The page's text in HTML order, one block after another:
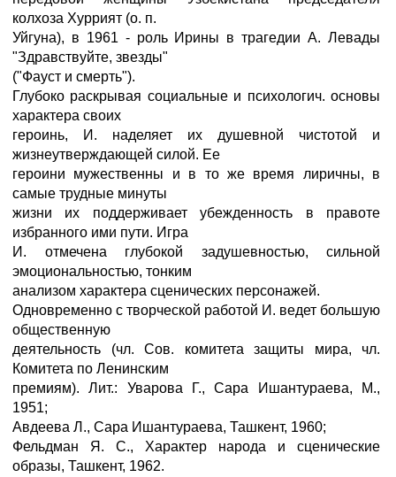
колхоза Хуррият (о. п.
Уйгуна), в 1961 - роль Ирины в трагедии А. Левады
"Здравствуйте, звезды"
("Фауст и смерть").
Глубоко раскрывая социальные и психологич. основы
характера своих
героинь, И. наделяет их душевной чистотой и
жизнеутверждающей силой. Ее
героини мужественны и в то же время лиричны, в
самые трудные минуты
жизни их поддерживает убежденность в правоте
избранного ими пути. Игра
И. отмечена глубокой задушевностью, сильной
эмоциональностью, тонким
анализом характера сценических персонажей.
Одновременно с творческой работой И. ведет большую
общественную
деятельность (чл. Сов. комитета защиты мира, чл.
Комитета по Ленинским
премиям). Лит.: Уварова Г., Сара Ишантураева, М.,
1951;
Авдеева Л., Сара Ишантураева, Ташкент, 1960;
Фельдман Я. С., Характер народа и сценические
образы, Ташкент, 1962.